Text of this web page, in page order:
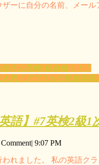
ーに自分の名前、メール
さん英検5級合格！！！
気！アフリカの民族楽器
語】 #7英検2級1
| 9:07 PM
れました。 私の英語ク